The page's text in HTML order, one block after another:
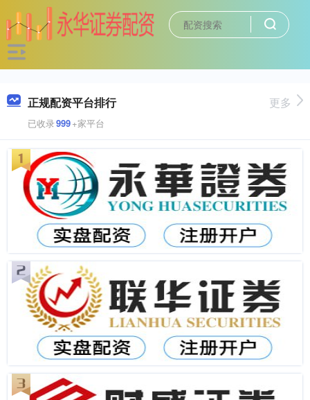
正规配资平台排行
已收录999+家平台
更多